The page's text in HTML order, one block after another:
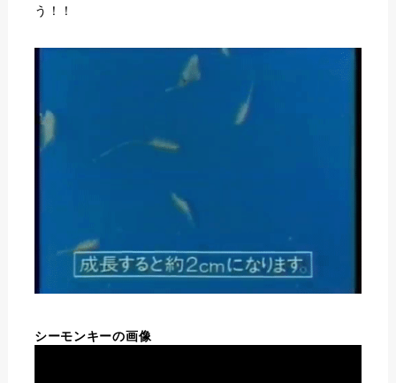
う！！
シーモンキーの画像